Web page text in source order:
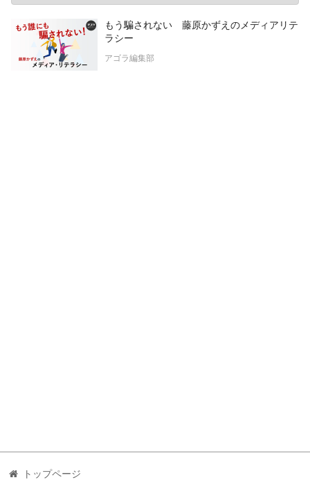
もう騙されない 藤原かずえのメディアリテ
ラシー
アゴラ編集部
トップページ